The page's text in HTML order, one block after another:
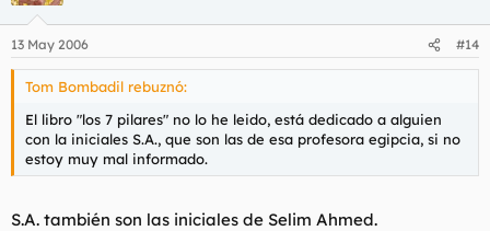
13 May 2006 #14
Tom Bombadil rebuznó:
El libro "los 7 pilares" no lo he leido, está dedicado a alguien
con la iniciales S.A., que son las de esa profesora egipcia, si no
estoy muy mal informado.
S.A. también son las iniciales de Selim Ahmed.